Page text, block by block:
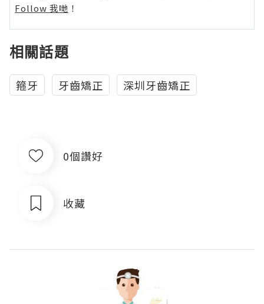
Follow 我哋 ！
相關話題
箍牙 牙齒矯正 深圳牙齒矯正
0個讚好
收藏